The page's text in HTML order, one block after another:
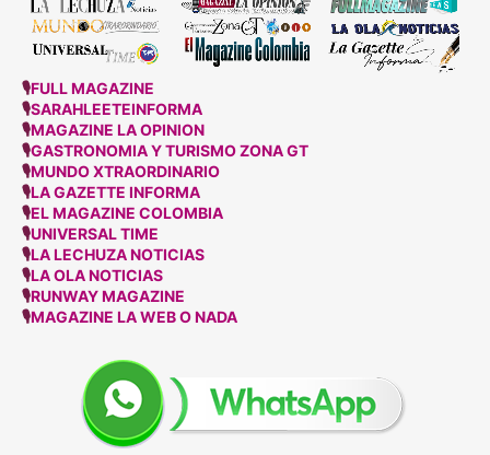
🎙FULL MAGAZINE
🎙SARAHLEETEINFORMA
🎙MAGAZINE LA OPINION
🎙GASTRONOMIA Y TURISMO ZONA GT
🎙MUNDO XTRAORDINARIO
🎙LA GAZETTE INFORMA
🎙EL MAGAZINE COLOMBIA
🎙UNIVERSAL TIME
🎙LA LECHUZA NOTICIAS
🎙LA OLA NOTICIAS
🎙RUNWAY MAGAZINE
🎙MAGAZINE LA WEB O NADA